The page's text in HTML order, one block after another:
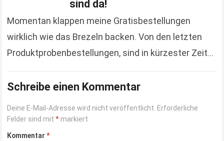
sind da!
Momentan klappen meine Gratisbestellungen
wirklich wie das Brezeln backen. Von den letzten
Produktprobenbestellungen, sind in kürzester Zeit
berichtet habe, war das Kinderbuch „Ein Morgen…
Schreibe einen Kommentar
Deine E-Mail-Adresse wird nicht veröffentlicht. Erforderliche
Felder sind mit* markiert
Kommentar*